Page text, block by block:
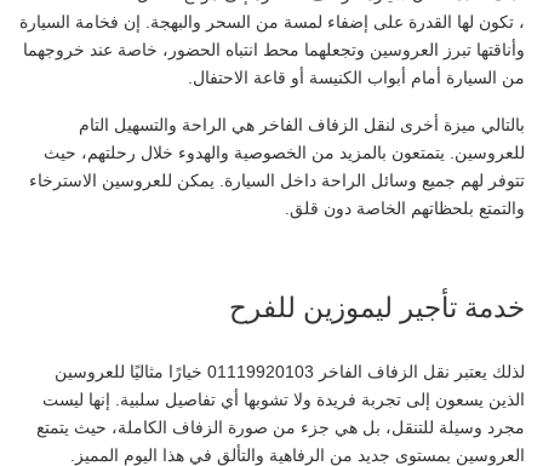
، تكون لها القدرة على إضفاء لمسة من السحر والبهجة. إن فخامة السيارة
وأناقتها تبرز العروسين وتجعلهما محط انتباه الحضور، خاصة عند خروجهما
من السيارة أمام أبواب الكنيسة أو قاعة الاحتفال.
بالتالي ميزة أخرى لنقل الزفاف الفاخر هي الراحة والتسهيل التام
للعروسين. يتمتعون بالمزيد من الخصوصية والهدوء خلال رحلتهم، حيث
تتوفر لهم جميع وسائل الراحة داخل السيارة. يمكن للعروسين الاسترخاء
والتمتع بلحظاتهم الخاصة دون قلق.
خدمة تأجير ليموزين للفرح
لذلك يعتبر نقل الزفاف الفاخر 01119920103 خيارًا مثاليًا للعروسين
الذين يسعون إلى تجربة فريدة ولا تشوبها أي تفاصيل سلبية. إنها ليست
مجرد وسيلة للتنقل، بل هي جزء من صورة الزفاف الكاملة، حيث يتمتع
العروسين بمستوى جديد من الرفاهية والتألق في هذا اليوم المميز.